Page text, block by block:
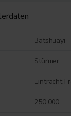
Batshuayi
Stürmer
Eintracht
250.000